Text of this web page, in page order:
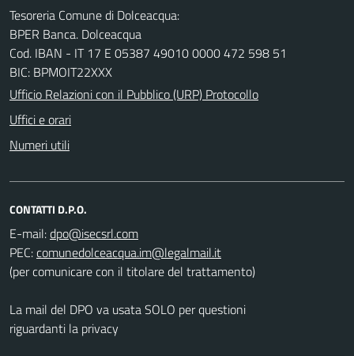
Tesoreria Comune di Dolceacqua:
BPER Banca. Dolceacqua
Cod. IBAN - IT 17 E 05387 49010 0000 472 598 51
BIC: BPMOIT22XXX
Ufficio Relazioni con il Pubblico (URP) Protocollo
Uffici e orari
Numeri utili
CONTATTI D.P.O.
E-mail:
PEC:
(per comunicare con il titolare del trattamento)
La mail del DPO va usata SOLO per questioni
riguardanti la privacy